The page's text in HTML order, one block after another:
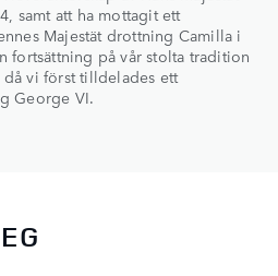
samt att ha mottagit ett
Majestät drottning Camilla i
fortsättning på vår stolta tradition
vi först tilldelades ett
George VI.